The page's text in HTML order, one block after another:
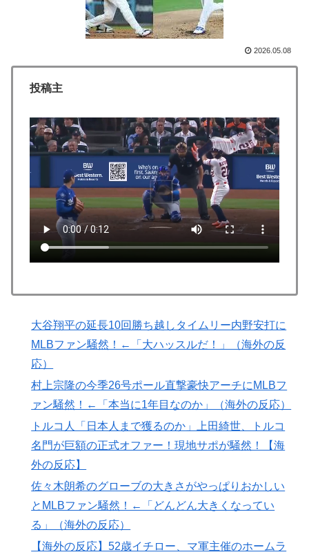
【海外の反応】52歳イチロー、マ軍主催のホームラン競
争で柵越えを連発「現役時代の噂は本当だったんだ
▶ 海外「全部日本の真似だったのか…」 日本の普通のテ
レビ番組が最新SNSの数十年先を行っていたと話題に
に海外がびっくり仰天
▶
韓国人「手術中に震度6強の地震、その時の日本の医療
スタッフたちの姿をご覧ください」→「マジで鳥肌立っ
た」「こういう姿は韓国も見習わないと」「あんな状況
なら日本だけではなく韓国の医療関係者も同じように行
動したはずだ」【熊本地震】
韓国人「韓国人が日本のラーメンについて勘違いしてい
ることがこちら…」→「えっ？？？？？？？？？？」＝
▶ 外国人「アンチがいない女性アニメキャラといえば誰が
▶ 【MLB】ドジャースファン「7連敗はしんどいわ……」
→ 「まだまだ7.5ゲーム差もあるんだぞ」「毎年暑い季
節に負けることが増えるけど結局10月には勝って終わる
んだよ」
韓国人「不適切接待疑惑、2002年イタリア・スペイン
戦で『韓国に奪われた』と欧州の大手メディアが一斉に
報道！」
▶ 韓国人「韓国のイメージ失墜は免れないのか？2011〜
12年の国際試合における外国審判への接待疑惑が海外で
一斉に報じられる‥」
▶ 海外「今年、夏の暑さが厳しい日本でこんなものが売れ
2026.05.08
投稿主
大谷翔平の延長10回勝ち越しタイムリー内野安打に
MLBファン騒然！←「大ハッスルだ！」（海外の反
応）
村上宗隆の今季26号ポール直撃豪快アーチにMLBフ
ァン騒然！←「本当に1年目なのか」（海外の反応）
トルコ人「日本人まで獲るのか」上田綺世、トルコ
名門が巨額の正式オファー！現地サポが騒然！【海
外の反応】
佐々木朗希のグローブの大きさがやっぱりおかしい
とMLBファン騒然！←「どんどん大きくなってい
る」（海外の反応）
【海外の反応】52歳イチロー、マ軍主催のホームラ